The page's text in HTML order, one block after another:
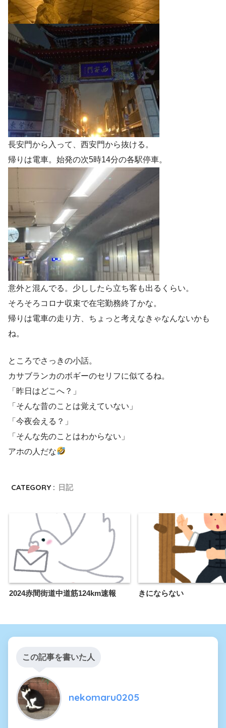
長安門から入って、西安門から抜ける。
帰りは電車。始発の次5時14分の各駅停車。
意外と混んでる。少ししたら立ち客も出るくらい。
そろそろコロナ収束で在宅勤務終了かな。
帰りは電車の走り方、ちょっと考えなきゃなんないかも
ね。
ところでさっきの小話。
カサブランカのボギーのセリフに似てるね。
「昨日はどこへ？」
「そんな昔のことは覚えていない」
「今夜会える？」
「そんな先のことはわからない」
アホの人だな
CATEGORY : 日記
2024赤間街道中道筋124km速報 きにならない
この記事を書いた人
nekomaru0205